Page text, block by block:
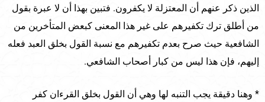
الذين ذكر عنهم أن المعتزلة لا يكفرون. فتبين بهذا أن لا عبرة بقول
من أطلق ترك تكفيرهم على غير هذا المعنى كبعض المتأخرين من
الشافعية حيث صرح بعدم تكفيرهم مع نسبة القول بخلق العبد فعله
إليهم، فإن هذا ليس من كبار أصحاب الشافعي.
* وهنا دقيقة يجب التنبه لها وهي أن القول بخلق القرءان كفر